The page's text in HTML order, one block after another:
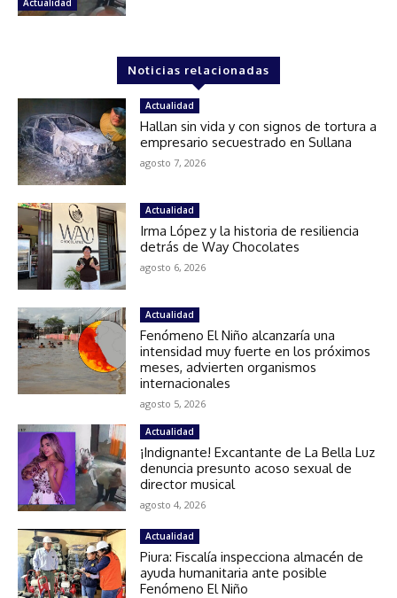
Actualidad
Noticias relacionadas
Actualidad
Hallan sin vida y con signos de tortura a
empresario secuestrado en Sullana
agosto 7, 2026
Actualidad
Irma López y la historia de resiliencia
detrás de Way Chocolates
agosto 6, 2026
Actualidad
Fenómeno El Niño alcanzaría una
intensidad muy fuerte en los próximos
meses, advierten organismos
internacionales
agosto 5, 2026
Actualidad
¡Indignante! Excantante de La Bella Luz
denuncia presunto acoso sexual de
director musical
agosto 4, 2026
Actualidad
Piura: Fiscalía inspecciona almacén de
ayuda humanitaria ante posible
Fenómeno El Niño